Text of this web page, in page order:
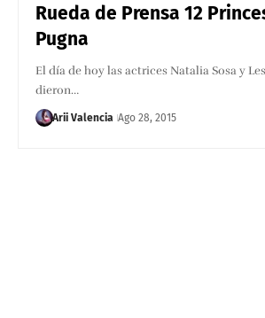
Rueda de Prensa 12
Pugna
El día de hoy las actrices Natalia Sosa y
dieron…
Arii Valencia Ago 28, 2015